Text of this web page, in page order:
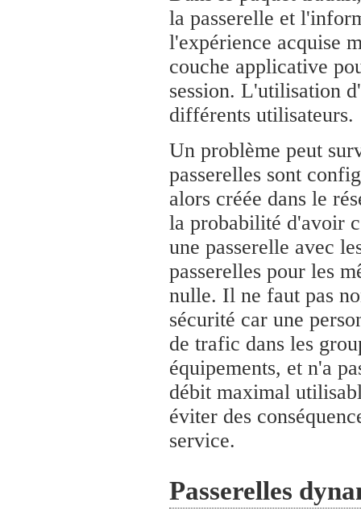
la passerelle et
l'expérience acquise
couche applicative
session. L'utilisation
différents utilisateurs.
Un problème peut
passerelles sont
alors créée dans le
la probabilité d'avoir
une passerelle avec
passerelles pour les
nulle. Il ne faut pas
sécurité car une
de trafic dans les
équipements, et n'a
débit maximal
éviter des
service.
Passerelles